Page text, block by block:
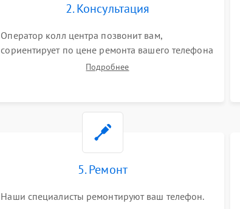
2. Консультация
Оператор колл центра позвонит вам,
сориентирует по цене ремонта вашего телефона
а также ответит на все ваши вопросы.
Подробнее
5. Ремонт
Наши специалисты ремонтируют ваш телефон.